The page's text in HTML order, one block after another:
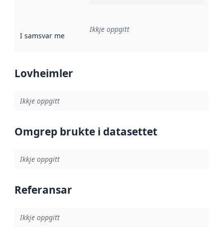
I samsvar med Referanse til ei implementeringsregel eller
Ikkje oppgitt
Lovheimler
Ikkje oppgitt
Omgrep brukte i datasettet
Ikkje oppgitt
Referansar
Ikkje oppgitt